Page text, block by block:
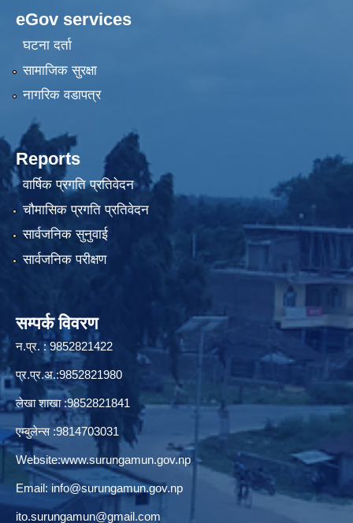
eGov services
घटना दर्ता
सामाजिक सुरक्षा
नागरिक वडापत्र
Reports
वार्षिक प्रगति प्रतिवेदन
चौमासिक प्रगति प्रतिवेदन
सार्वजनिक सुनुवाई
सार्वजनिक परीक्षण
सम्पर्क विवरण
न.प्र. : 9852821422
प्र.प्र.अ.:9852821980
लेखा शाखा :9852821841
एम्बुलेन्स :9814703031
Website:www.surungamun.gov.np
Email: info@surungamun.gov.np
ito.surungamun@gmail.com